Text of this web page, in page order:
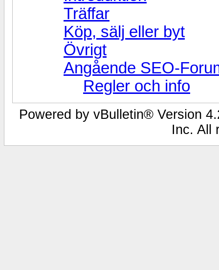
Träffar
Köp, sälj eller byt
Övrigt
Angående SEO-
Regler och info
Powered by vBulletin® Version
Inc. All